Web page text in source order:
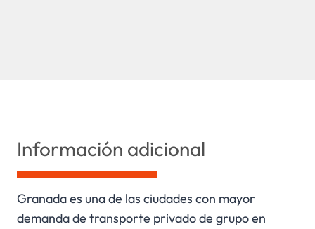
Información adicional
Granada es una de las ciudades con mayor
demanda de transporte privado de grupo en